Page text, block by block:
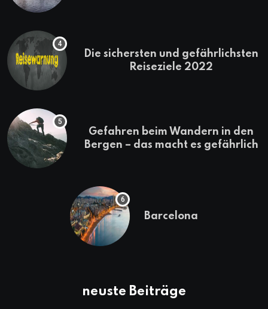
Die sichersten und gefährlichsten
Reiseziele 2022
Gefahren beim Wandern in den
Bergen – das macht es gefährlich
Barcelona
neuste Beiträge